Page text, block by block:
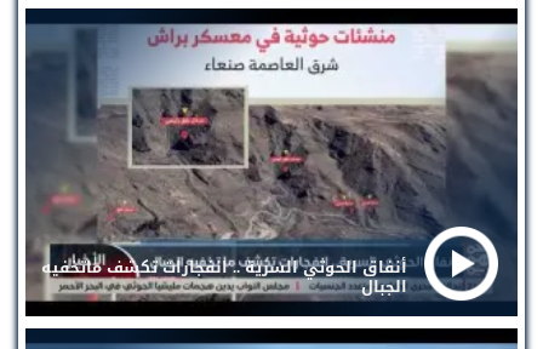
أنفاق الحوثي السرية .. انفجارات تكشف ماتخفيه
الجبال